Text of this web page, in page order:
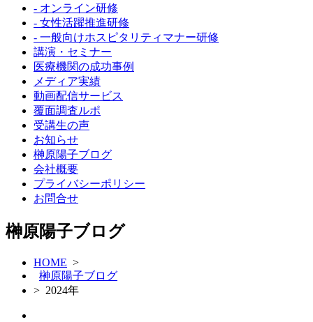
- オンライン研修
- 女性活躍推進研修
- 一般向けホスピタリティマナー研修
講演・セミナー
医療機関の成功事例
メディア実績
動画配信サービス
覆面調査ルポ
受講生の声
お知らせ
榊原陽子ブログ
会社概要
プライバシーポリシー
お問合せ
榊原陽子ブログ
HOME >
榊原陽子ブログ
> 2024年